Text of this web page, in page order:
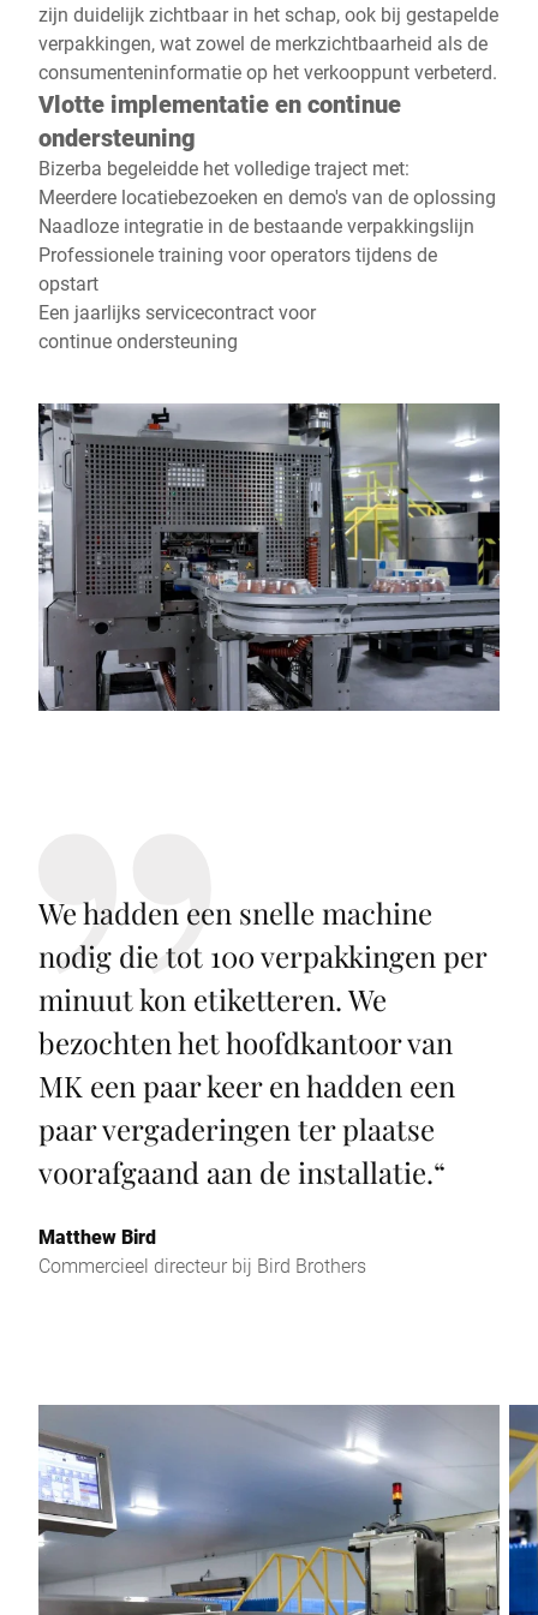
zijn duidelijk zichtbaar in het schap, ook bij gestapelde
verpakkingen, wat zowel de merkzichtbaarheid als de
consumenteninformatie op het verkooppunt verbeterd.
Vlotte implementatie en continue
ondersteuning
Bizerba begeleidde het volledige traject met:
Meerdere locatiebezoeken en demo's van de oplossing
Naadloze integratie in de bestaande verpakkingslijn
Professionele training voor operators tijdens de
opstart
Een jaarlijks servicecontract voor
continue ondersteuning
We hadden een snelle machine
nodig die tot 100 verpakkingen per
minuut kon etiketteren. We
bezochten het hoofdkantoor van
MK een paar keer en hadden een
paar vergaderingen ter plaatse
voorafgaand aan de installatie.“
Matthew Bird
Commercieel directeur bij Bird Brothers